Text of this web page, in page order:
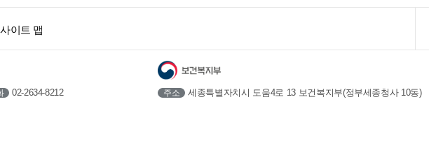
사이트 맵
02-2634-8212 주소 세종특별자치시 도움4로 13 보건복지부(정부세종청사 10동)